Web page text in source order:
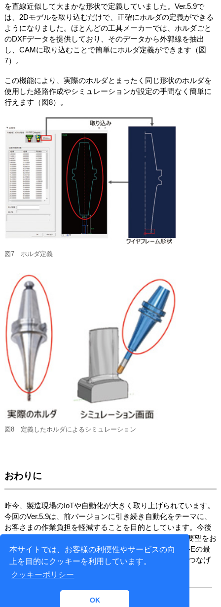
本サイトでは、お客様の利便性やサービスの向
上を目的にクッキーを利用しています。
クッキーポリシー
OK
を直線近似して大まかな形状で定義していました。Ver.5.9で
は、2Dモデルを取り込むだけで、正確にホルダの定義ができる
ようになりました。ほとんどの工具メーカーでは、ホルダごと
のDXFデータを提供しており、そのデータから外郭線を抽出
し、CAMに取り込むことで簡単にホルダ定義ができます（図
7）。
この機能により、実際のホルダとまったく同じ形状のホルダを
使用した経路作成やシミュレーションが設定の手間なく簡単に
行えます（図8）。
図7 ホルダ定義
図8 定義したホルダによるシミュレーション
おわりに
昨今、製造現場のIoTや自動化が大きく取り上げられています。
今回のVer.5.9は、前バージョンに引き続き自動化をテーマに、
お客さまの作業負担を軽減することを目的としています。今後
®
に関するご意見、ご要望をお
聞かせいただき、そのご要望にお応えすることでSpace-Eの最
終目標である「IT技術を利用した製造現場の自動化」につなげ
ていきます。